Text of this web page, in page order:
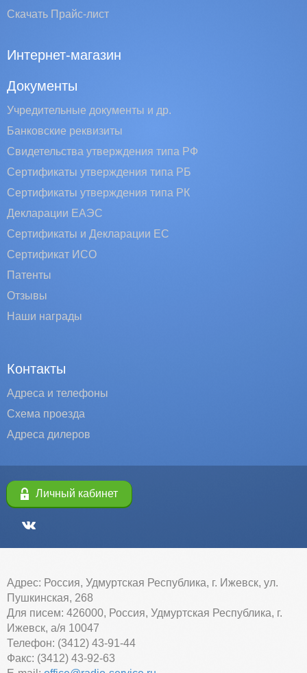
Скачать Прайс-лист
Интернет-магазин
Документы
Учредительные документы и др.
Банковские реквизиты
Свидетельства утверждения типа РФ
Сертификаты утверждения типа РБ
Сертификаты утверждения типа РК
Декларации ЕАЭС
Сертификаты и Декларации EC
Сертификат ИСО
Патенты
Отзывы
Наши награды
Контакты
Адреса и телефоны
Схема проезда
Адреса дилеров
Личный кабинет
Адрес: Россия, Удмуртская Республика, г. Ижевск, ул.
Пушкинская, 268
Для писем: 426000, Россия, Удмуртская Республика, г.
Ижевск, а/я 10047
Телефон: (3412) 43-91-44
Факс: (3412) 43-92-63